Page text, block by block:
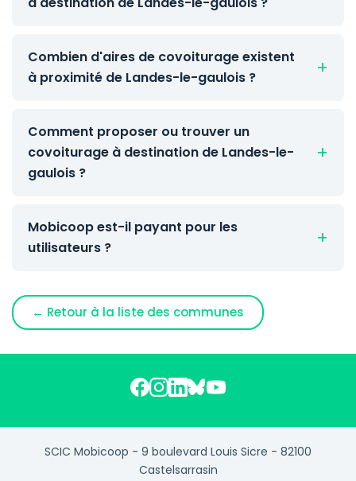
Combien d'aires de covoiturage existent
à proximité de Landes-le-gaulois ?
Comment proposer ou trouver un
covoiturage à destination de Landes-le-
gaulois ?
Mobicoop est-il payant pour les
utilisateurs ?
← Retour à la liste des communes
SCIC Mobicoop - 9 boulevard Louis Sicre - 82100
Castelsarrasin